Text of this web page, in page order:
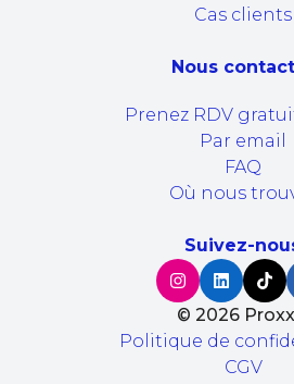
Cas clients
Nous
Prenez RDV
Par email
FAQ
Où nous
Suivez-
© 2026
Politique de
CGV